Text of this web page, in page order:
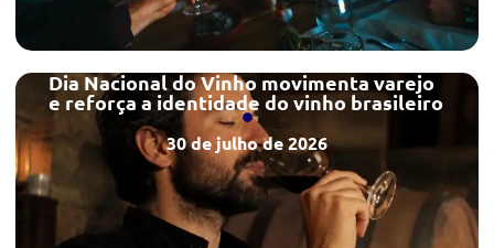
Dia Nacional do Vinho movimenta varejo
e reforça a identidade do vinho brasileiro
30 de julho de 2026